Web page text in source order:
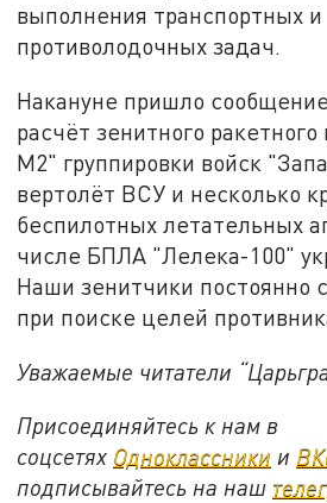
выполнения транспортных и
противолодочных задач.
Накануне пришло
расчёт зенитного
М2" группировки войск
вертолёт ВСУ и несколько
беспилотных летательных
числе БПЛА "Лелека-100"
Наши зенитчики постоянно
при поиске целей
Уважаемые читатели
Присоединяйтесь к нам в
соцсетях Одноклассники и
подписывайтесь на наш